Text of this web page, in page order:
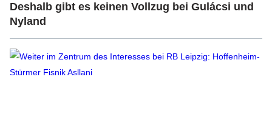
Deshalb gibt es keinen Vollzug bei Gulácsi und
Nyland